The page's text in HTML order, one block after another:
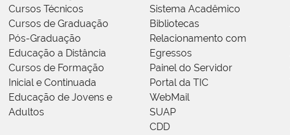
Cursos Técnicos
Cursos de Graduação
Pós-Graduação
Educação a Distância
Cursos de Formação
Inicial e Continuada
Educação de Jovens e
Adultos
Sistema Acadêmico
Bibliotecas
Relacionamento com
Egressos
Painel do Servidor
Portal da TIC
WebMail
SUAP
CDD